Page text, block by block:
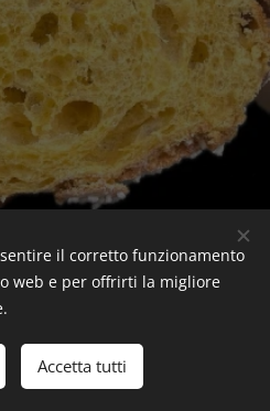
Webnode Cookies
il corretto funzionamento
web e per offrirti la migliore
Accetta tutti